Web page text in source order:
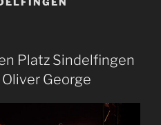
Platz Sindelfingen
George